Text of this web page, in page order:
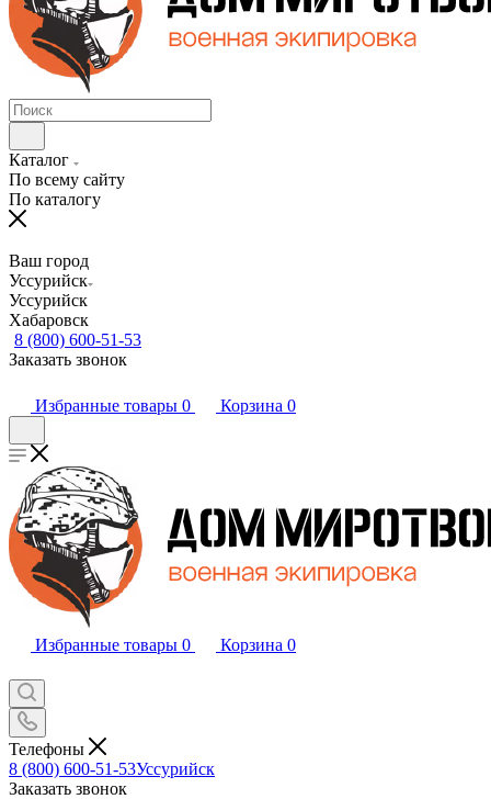
Каталог
По всему сайту
По каталогу
Ваш город
Уссурийск
Уссурийск
Хабаровск
8 (800) 600-51-53
Заказать звонок
Избранные товары 0 Корзина 0
Избранные товары 0 Корзина 0
Телефоны
8 (800) 600-51-53Уссурийск
Заказать звонок